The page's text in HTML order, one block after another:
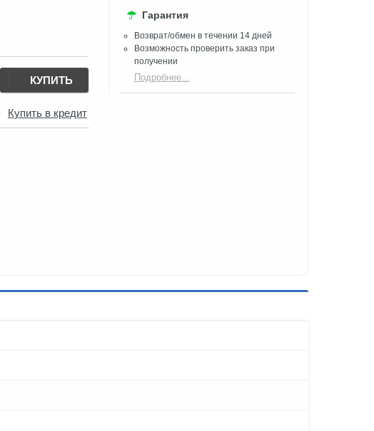
КУПИТЬ
Купить в кредит
Гарантия
Возврат/обмен в течении 14 дней
Возможность проверить заказ при
получении​
Подробнее...